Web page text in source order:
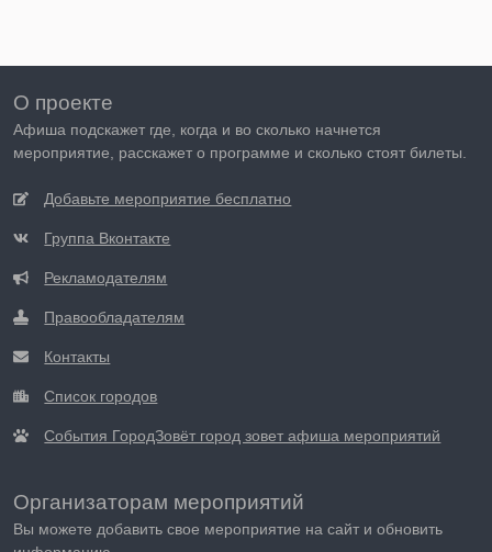
О проекте
Афиша подскажет где, когда и во сколько начнется
мероприятие, расскажет о программе и сколько стоят билеты.
Добавьте мероприятие бесплатно
Группа Вконтакте
Рекламодателям
Правообладателям
Контакты
Список городов
События ГородЗовёт город зовет афиша мероприятий
Организаторам мероприятий
Вы можете добавить свое мероприятие на сайт и обновить